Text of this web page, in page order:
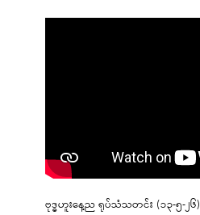
ဗုဒ္ဓဟူးနေ့ည ရုပ်သံသတင်း (၁၃-၅-၂၆)